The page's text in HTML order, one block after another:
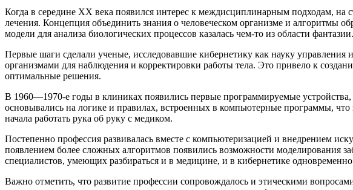
Когда в середине XX века появился интерес к междисциплинарным подходам,
лечения. Концепция объединить знания о человеческом организме и алгоритмы
модели для анализа биологических процессов казалась чем-то из области фантазии.
Первые шаги сделали ученые, исследовавшие кибернетику как науку
организмами для наблюдения и корректировки работы тела. Это привело к
оптимальные решения.
В 1960—1970-е годы в клиниках появились первые программируемые
основывались на логике и правилах, встроенных в компьютерные программы,
начала работать рука об руку с медиком.
Постепенно профессия развивалась вместе с компьютеризацией и внедрением
появлением более сложных алгоритмов появились возможности моделирования
специалистов, умеющих разбираться и в медицине, и в кибернетике
Важно отметить, что развитие профессии сопровождалось и этическими